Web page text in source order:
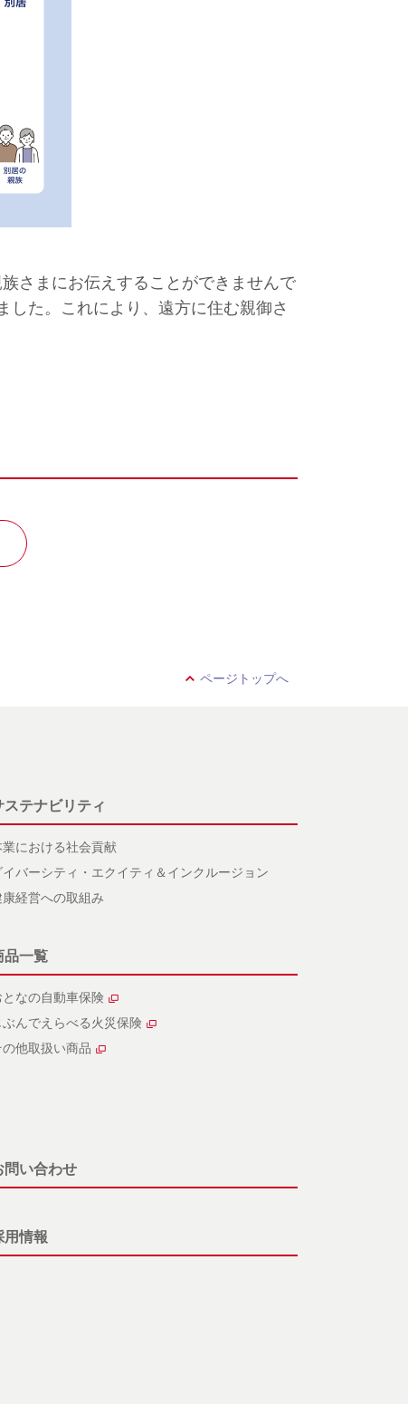
さまにお伝えすることができませんで
た。これにより、遠方に住む親御さ
ページトップへ
ステナビリティ
業における社会貢献
イバーシティ・エクイティ＆インクルージョン
康経営への取組み
品一覧
となの自動車保険
ぶんでえらべる火災保険
の他取扱い商品
問い合わせ
用情報